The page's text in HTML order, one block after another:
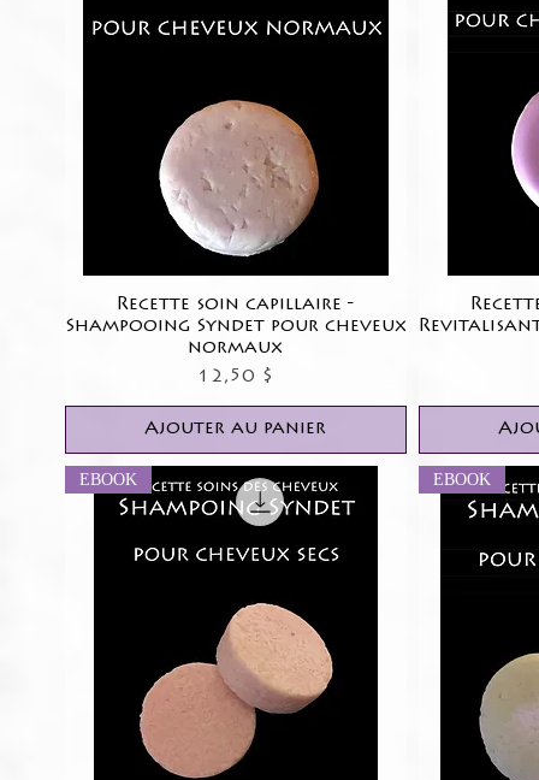
Aperçu rapide
Recette soin capillaire -
Shampooing Syndet pour cheveux
normaux
Prix
12,50 $
Ajouter au panier
EBOOK EBOOK